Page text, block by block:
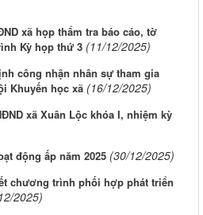
xã họp thẩm tra báo cáo, tờ
Kỳ họp thứ 3 (11/12/2025)
công nhận nhân sự tham gia
Khuyến học xã (16/12/2025)
xã Xuân Lộc khóa I, nhiệm kỳ
động ấp năm 2025 (30/12/2025)
chương trình phối hợp phát triển
2025)